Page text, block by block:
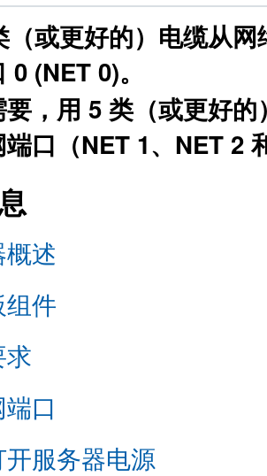
（或更好的）电缆从
0 (NET 0)。
，用 5 类（或更好
端口（NET 1、NET 2
述
组件
口
服务器电源